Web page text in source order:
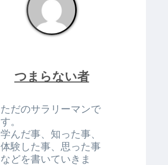
つまらない者
ただのサラリーマンで
す。
学んだ事、知った事、
体験した事、思った事
などを書いていきま